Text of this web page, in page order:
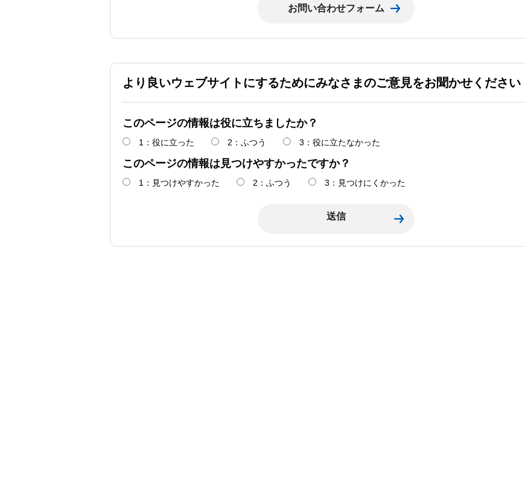
より良いウェブサイトにするためにみなさまのご意見をお聞かせください
このページの情報は役に立ちましたか？
1：役に立った 2：ふつう 3：役に立たなかった
このページの情報は見つけやすかったですか？
1：見つけやすかった 2：ふつう 3：見つけにくかった